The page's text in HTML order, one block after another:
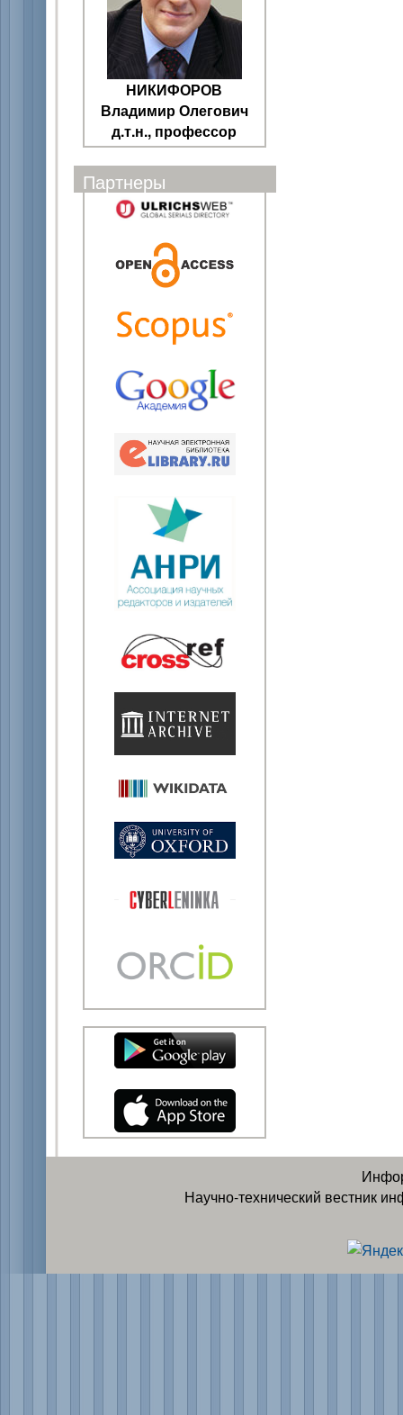
НИКИФОРОВ
Владимир Олегович
д.т.н., профессор
Партнеры
Научно-технический вестник